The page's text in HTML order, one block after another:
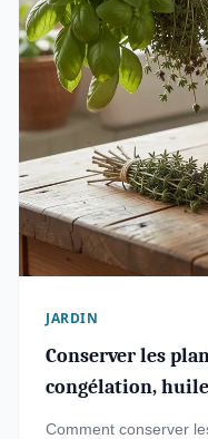
JARDIN
Conserver les
congélation, huile
Comment conserver